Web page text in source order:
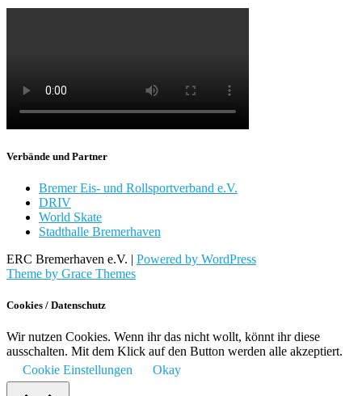
Verbände und Partner
Bremer Eis- und Rollsportverband e.V.
DRIV
World Skate
Stadthalle Bremerhaven
ERC Bremerhaven e.V. | Powered by WordPress
Theme by Grace Themes
Cookies / Datenschutz
Wir nutzen Cookies. Wenn ihr das nicht wollt, könnt ihr diese
ausschalten. Mit dem Klick auf den Button werden alle akzeptiert.
Cookie Einstellungen
Okay